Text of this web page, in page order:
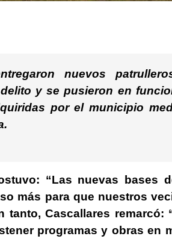
nuevos
delito yse pusieron en
por el municipio
“Las nuevas bases
más para que nuestros
tanto, Cascallares remarcó:
programas y obras en